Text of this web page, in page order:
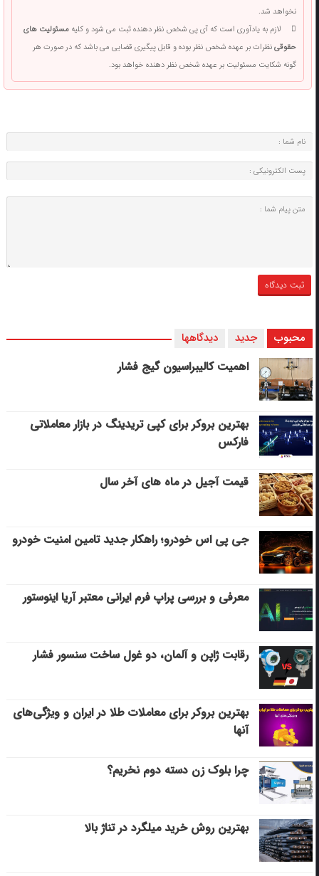
نخواهد شد.
لازم به یادآوری است که آی پی شخص نظر دهنده ثبت می شود و کلیهمسئولیت های
حقوقینظرات بر عهده شخص نظر بوده و قابل پیگیری قضایی می باشد که در صورت هر
گونه شکایت مسئولیت بر عهده شخص نظر دهنده خواهد بود.
محبوب جدید دیدگاهها
اهمیت کالیبراسیون گیج فشار
بهترین بروکر برای کپی‌ تریدینگ در بازار معاملاتی
فارکس
قیمت آجیل در ماه های آخر سال
جی پی اس خودرو؛ راهکار جدید تامین امنیت خودرو
معرفی و بررسی پراپ فرم ایرانی معتبر آریا اینوستور
رقابت ژاپن و آلمان، دو غول ساخت سنسور فشار
بهترین بروکر برای معاملات طلا در ایران و ویژگی‌های
آنها
چرا بلوک زن دسته دوم نخریم؟
بهترین روش خرید میلگرد در تناژ بالا